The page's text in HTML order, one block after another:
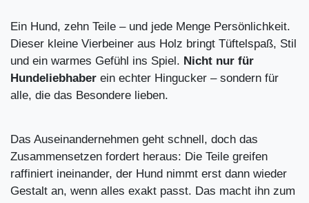
Ein Hund, zehn Teile – und jede Menge Persönlichkeit.
Dieser kleine Vierbeiner aus Holz bringt Tüftelspaß, Stil
und ein warmes Gefühl ins Spiel. Nicht nur für
Hundeliebhaber ein echter Hingucker – sondern für
alle, die das Besondere lieben.
Das Auseinandernehmen geht schnell, doch das
Zusammensetzen fordert heraus: Die Teile greifen
raffiniert ineinander, der Hund nimmt erst dann wieder
Gestalt an, wenn alles exakt passt. Das macht ihn zum